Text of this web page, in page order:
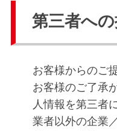
第三者へ
お客様からのご
お客様のご了承
人情報を第三者
業者以外の企業